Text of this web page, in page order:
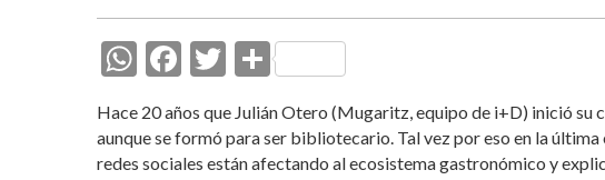
W
at
s
F
e
b
T
itt
er
C
m
p
Hace 20 años que Julián Otero (Mugaritz, equipo de i+D) inició
aunque se formó para ser bibliotecario. Tal vez por eso en la
redes sociales están afectando al ecosistema gastronómico y